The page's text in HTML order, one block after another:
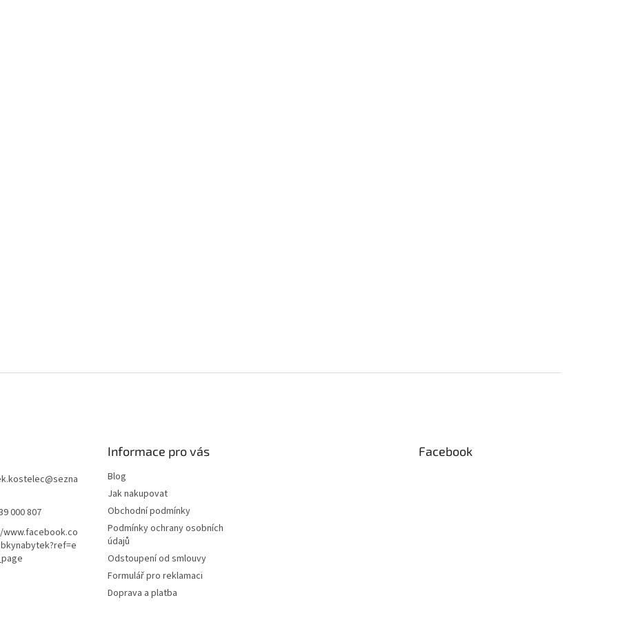
@sezna
000 807
Informace pro vás
Blog
Jak nakupovat
Obchodní podmínky
Podmínky ochrany osobních
údajů
Odstoupení od smlouvy
Formulář pro reklamaci
Doprava a platba
Facebook